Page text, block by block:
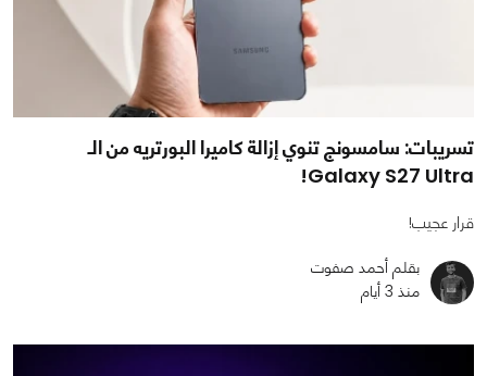
تسريبات: سامسونج تنوي إزالة كاميرا البورتريه من الـ
Galaxy S27 Ultra!
قرار عجيب!
بقلم أحمد صفوت
منذ 3 أيام